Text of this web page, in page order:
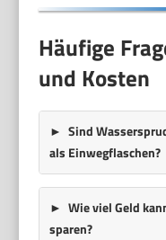
Häufige
und Kosten
Sind
als Einwegflaschen?
Wie viel Geld
sparen?